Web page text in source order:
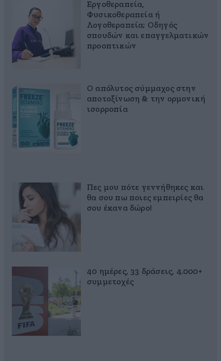
Εργοθεραπεία,
Φυσικοθεραπεία ή
Λογοθεραπεία; Οδηγός
σπουδών και επαγγελματικών
προοπτικών
Ο απόλυτος σύμμαχος στην
αποτοξίνωση & την ορμονική
ισορροπία
Πες μου πότε γεννήθηκες και
θα σου πω ποιες εμπειρίες θα
σου έκανα δώρο!
40 ημέρες, 33 δράσεις, 4.000+
συμμετοχές